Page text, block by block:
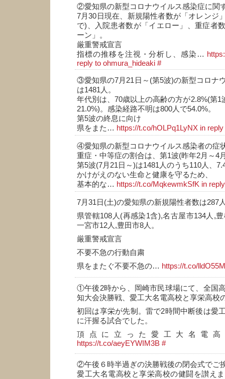
②愛知県の新型コロナウイルス感染症に関
7月30日現在、新規陽性者数が「オレンジ
で)、入院患者数が「イエロー」、重症者
ーン」。
厳重警戒宣言
指標の推移を注視・分析し、感染…
reply to ohmura_hideaki #
③愛知県の7月21日～(第5波)の新型コロナ
は1481人。
年代別は、70歳以上の高齢の方が2.8%(第1
21.0%)。感染経路不明は800人で54.0%。
第5波の終息に向け
県をまた… https://t.co/hOLPq1LyNX in
④愛知県の新型コロナウイルス感染者の症
重症・中等症の割合は、第1波(昨年2月～4
第5波(7月21日～)は1481人のうち110人、
かけがえのない生命と健康を守るため、
基本的な… https://t.co/MqkewmkSfK in
7月31日(土)の愛知県の新規陽性者数は287
県管轄108人(再感染1含),名古屋市134人,
一宮市12人,豊田市8人。
厳重警戒宣言
不要不急の行動自粛
県をまたぐ不要不急の… https://t.co/
①午後2時から、岡崎市民球場にて、全国
知大会決勝戦、愛工大名電高校と享栄高校
初回は享栄が先制。雷で2時間中断後は愛
に汗握る試合でした。
頂点に立った愛工大名電
https://t.co/aeyEYWIM3B #
②午後６時半過ぎの決勝戦後の閉会式でご
愛工大名電高校と享栄高校の健闘を讃え